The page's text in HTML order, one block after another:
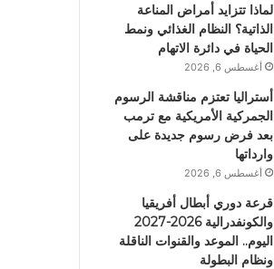
لماذا تتزايد أمراض المناعة
الذاتية؟ النظام الغذائي ونمط
الحياة في دائرة الاتهام
أغسطس 6, 2026
أستراليا تعتزم مناقشة الرسوم
الجمركية الأمريكية مع ترمب
بعد فرض رسوم جديدة على
وارداتها
أغسطس 6, 2026
قرعة دوري أبطال أفريقيا
والكونفدرالية 2026-2027
اليوم.. الموعد والقنوات الناقلة
ونظام البطولة